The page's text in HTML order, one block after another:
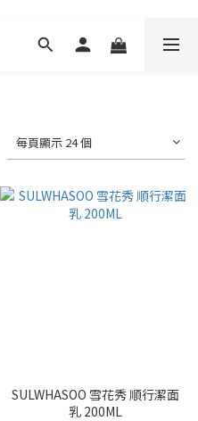
每頁顯示 24 個
SULWHASOO 雪花秀 順行潔面
乳 200ML